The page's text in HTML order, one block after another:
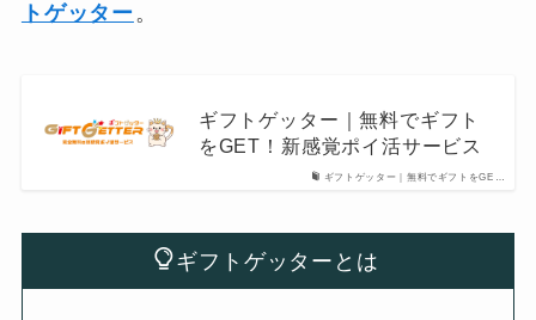
トゲッター。
ギフトゲッター｜無料でギフトをGE…
ギフトゲッター｜無料でギフト
をGET！新感覚ポイ活サービス
ギフトゲッターとは